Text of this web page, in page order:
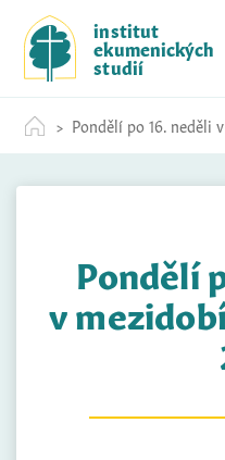
c
institut
ekumenických
studií
Pondělí po 16. neděli
Pondělí
v